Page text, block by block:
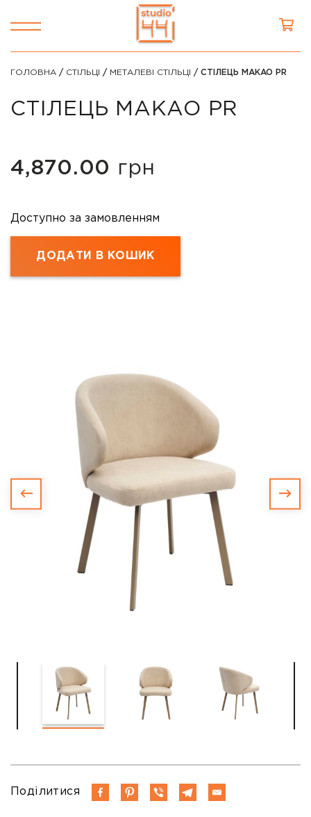
ГОЛОВНА / СТІЛЬЦІ / МЕТАЛЕВІ СТІЛЬЦІ / СТІЛЕЦЬ MAKAO PR
СТІЛЕЦЬ MAKAO PR
4,870.00 грн
Доступно за замовленням
ДОДАТИ В КОШИК
Поділитися